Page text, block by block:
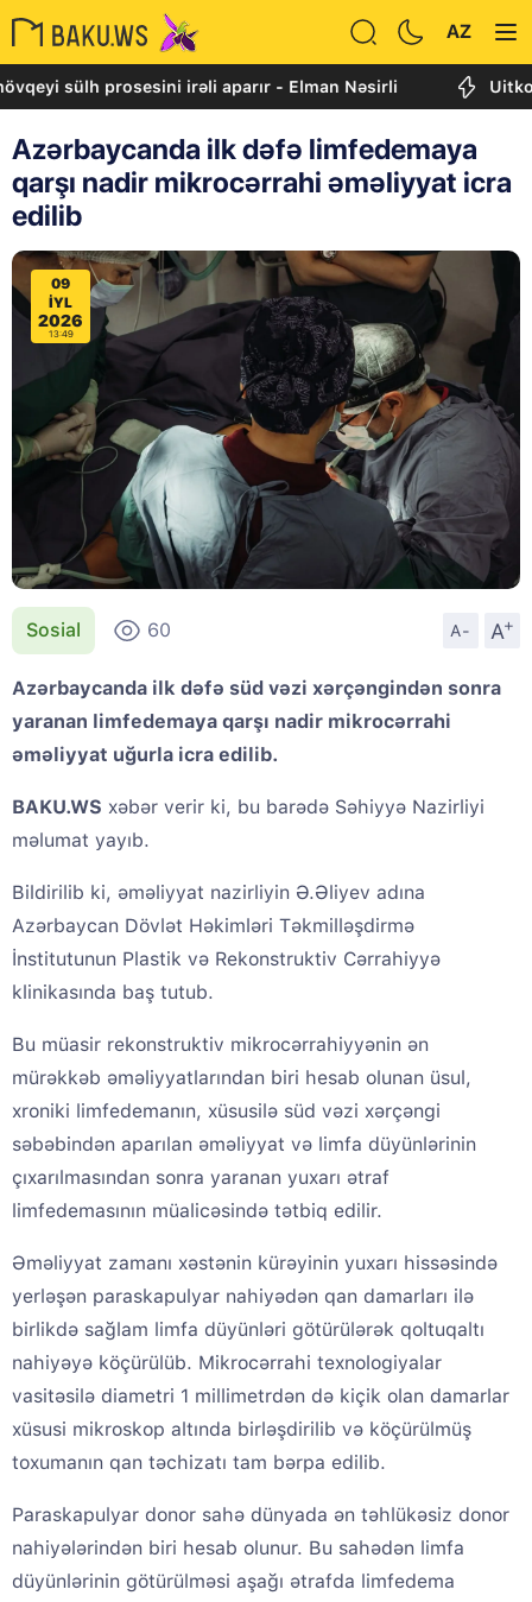
AZ
prosesini irəli aparır - Elman Nəsirli Uitkoff:
Azərbaycanda ilk dəfə limfedemaya
qarşı nadir mikrocərrahi əməliyyat icra
edilib
09
IYL
2026
13:49
Sosial 60 A- A
+
Azərbaycanda ilk dəfə süd vəzi xərçəngindən sonra
yaranan limfedemaya qarşı nadir mikrocərrahi
əməliyyat uğurla icra edilib.
BAKU.WS xəbər verir ki, bu barədə Səhiyyə Nazirliyi
məlumat yayıb.
Bildirilib ki, əməliyyat nazirliyin Ə.Əliyev adına
Azərbaycan Dövlət Həkimləri Təkmilləşdirmə
İnstitutunun Plastik və Rekonstruktiv Cərrahiyyə
klinikasında baş tutub.
Bu müasir rekonstruktiv mikrocərrahiyyənin ən
mürəkkəb əməliyyatlarından biri hesab olunan üsul,
xroniki limfedemanın, xüsusilə süd vəzi xərçəngi
səbəbindən aparılan əməliyyat və limfa düyünlərinin
çıxarılmasından sonra yaranan yuxarı ətraf
limfedemasının müalicəsində tətbiq edilir.
Əməliyyat zamanı xəstənin kürəyinin yuxarı hissəsində
yerləşən paraskapulyar nahiyədən qan damarları ilə
birlikdə sağlam limfa düyünləri götürülərək qoltuqaltı
nahiyəyə köçürülüb. Mikrocərrahi texnologiyalar
vasitəsilə diametri 1 millimetrdən də kiçik olan damarlar
xüsusi mikroskop altında birləşdirilib və köçürülmüş
toxumanın qan təchizatı tam bərpa edilib.
Paraskapulyar donor sahə dünyada ən təhlükəsiz donor
nahiyələrindən biri hesab olunur. Bu sahədən limfa
düyünlərinin götürülməsi aşağı ətrafda limfedema